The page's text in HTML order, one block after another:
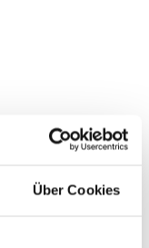
Über Cookies